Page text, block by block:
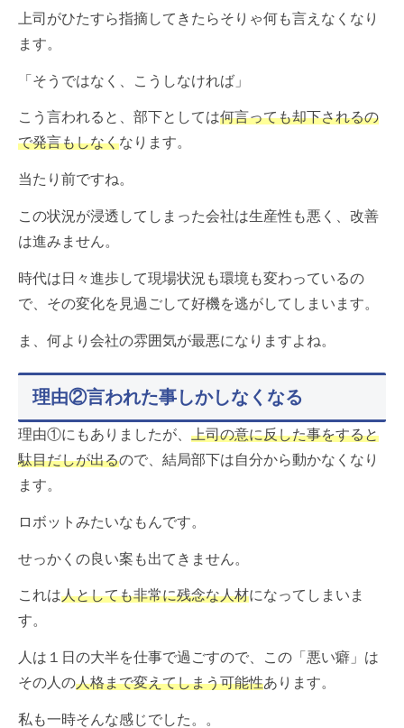
上司がひたすら指摘してきたらそりゃ何も言えなくなり
ます。
「そうではなく、こうしなければ」
こう言われると、部下としては何言っても却下されるの
で発言もしなくなります。
当たり前ですね。
この状況が浸透してしまった会社は生産性も悪く、改善
は進みません。
時代は日々進歩して現場状況も環境も変わっているの
で、その変化を見過ごして好機を逃がしてしまいます。
ま、何より会社の雰囲気が最悪になりますよね。
理由②言われた事しかしなくなる
理由①にもありましたが、 上司の意に反した事をすると
駄目だしが出るので、結局部下は自分から動かなくなり
ます。
ロボットみたいなもんです。
せっかくの良い案も出てきません。
これは人としても非常に残念な人材になってしまいま
す。
人は１日の大半を仕事で過ごすので、この「悪い癖」は
その人の人格まで変えてしまう可能性あります。
私も一時そんな感じでした。。